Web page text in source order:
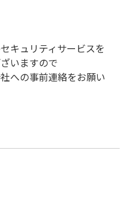
キュリティサービスを
いますので
への事前連絡をお願い